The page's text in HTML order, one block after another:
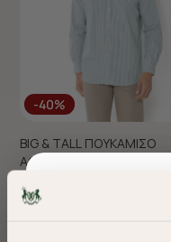
-40%
BIG & TALL ΠΟΥΚΑΜΙΣΟ
ACORN ΠΟΠΛΙΝΑ REGULAR
€75,00